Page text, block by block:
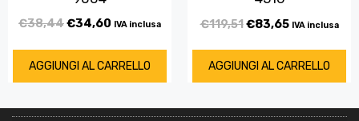
€38,44€34,60 IVA inclusa
AGGIUNGI AL CARRELLO
€119,51€83,65 IVA inclusa
AGGIUNGI AL CARRELLO